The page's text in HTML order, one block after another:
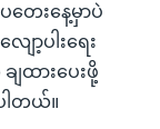
တေးနေ့မှာပဲ
ာ့ပါးရေး
ထားပေးဖို့
ါတယ်။